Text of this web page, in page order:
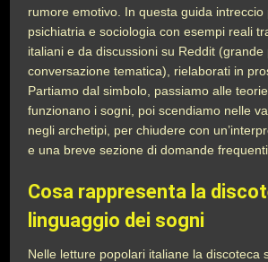
rumore emotivo. In questa guida intreccio
psichiatria e sociologia con esempi reali
italiani e da discussioni su Reddit
conversazione tematica), rielaborati in
Partiamo dal simbolo, passiamo alle
funzionano i sogni, poi scendiamo nelle
negli archetipi, per chiudere con
e una breve sezione di domande frequenti.
Cosa rappresenta la
linguaggio dei sogni
Nelle letture popolari italiane la discoteca